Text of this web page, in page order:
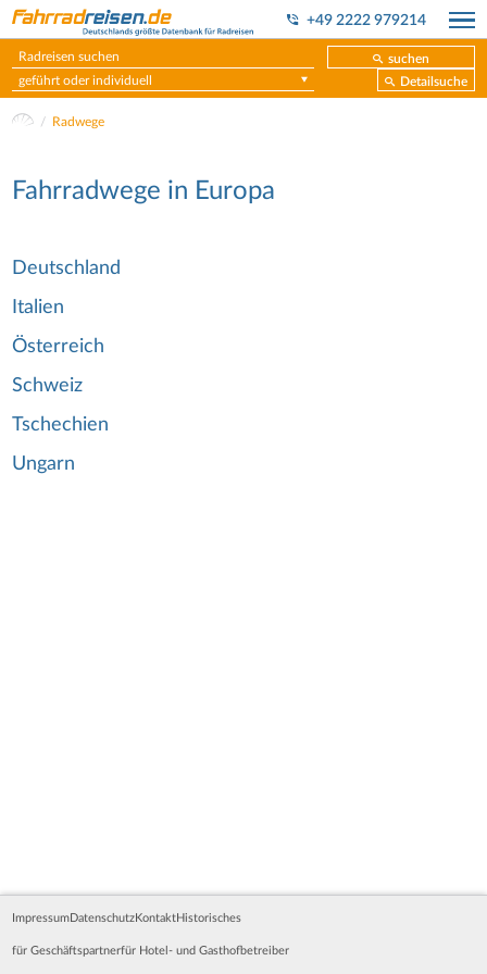
+49 2222 979214
suchen
geführt oder individuell
Detailsuche
Radwege
Fahrradwege in Europa
Deutschland
Italien
Österreich
Schweiz
Tschechien
Ungarn
Impressum Datenschutz Kontakt Historisches
für Geschäftspartnerfür Hotel- und Gasthofbetreiber